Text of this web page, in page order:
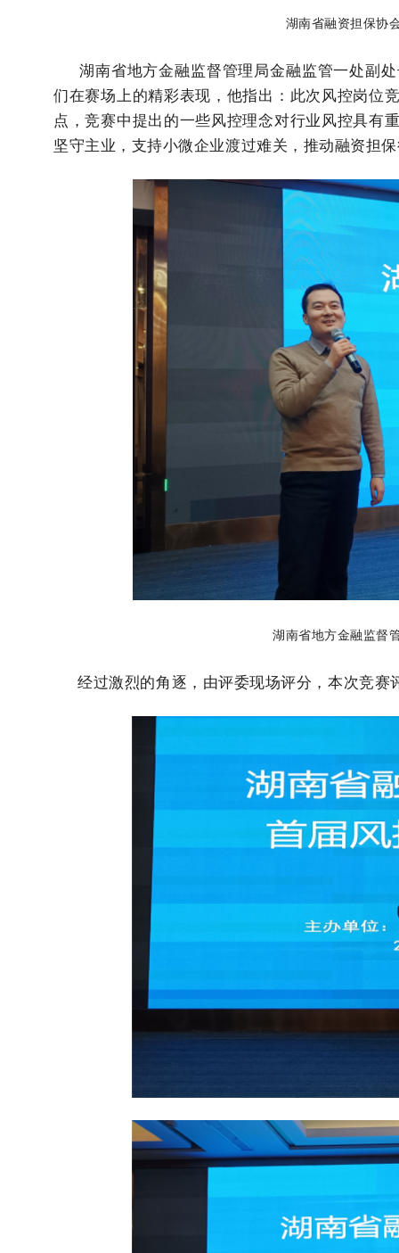
湖南省融资担保协
湖南省地方金融监督管理局金融监管一处副
们在赛场上的精彩表现，他指出：此次风控岗位
点，竞赛中提出的一些风控理念对行业风控具有
坚守主业，支持小微企业渡过难关，推动融资担
湖南省地方金融监督
经过激烈的角逐，由评委现场评分，本次竞赛